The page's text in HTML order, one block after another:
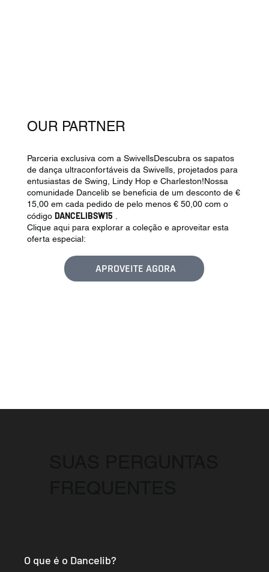
OUR PARTNER
Parceria exclusiva com a SwivellsDescubra os sapatos
de dança ultraconfortáveis da Swivells, projetados para
entusiastas de Swing, Lindy Hop e Charleston!Nossa
comunidade Dancelib se beneficia de um desconto de €
15,00 em cada pedido de pelo menos € 50,00 com o
código DANCELIBSW15
Clique aqui para explorar a coleção e aproveitar esta
oferta especial:
APROVEITE AGORA
O que é o Dancelib?